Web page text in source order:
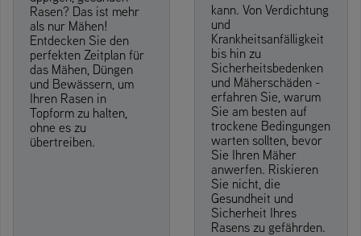
Rasen? Das ist mehr
als nur Mähen!
Entdecken Sie den
perfekten Zeitplan für
das Mähen, Düngen
und Bewässern, um
Ihren Rasen in
Topform zu halten,
ohne es zu
übertreiben.
kann. Von Verdichtung
und
Krankheitsanfälligkeit
bis hin zu
Sicherheitsbedenken
und Mäherschäden -
erfahren Sie, warum
Sie am besten auf
trockene Bedingungen
warten sollten, bevor
Sie Ihren Mäher
anwerfen. Riskieren
Sie nicht, die
Gesundheit und
Sicherheit Ihres
Rasens zu gefährden.